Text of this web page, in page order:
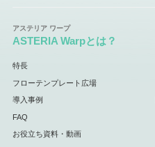
ASTERIA Warpとは？
特長
フローテンプレート広場
導入事例
FAQ
お役立ち資料・動画